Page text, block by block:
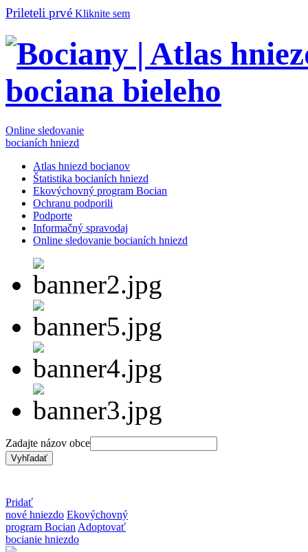
Prileteli prvé Kliknite sem
Online sledovanie
bocianích hniezd
Atlas hniezd bocianov
Štatistika bocianích hniezd
Ekovýchovný program Bocian
Ochranu podporili
Podporte
Informačný spravodaj
Online sledovanie bocianích hniezd
Zadajte názov obce
Pridať
nové hniezdo Ekovýchovný
program Bocian Adoptovať
bocianie hniezdo